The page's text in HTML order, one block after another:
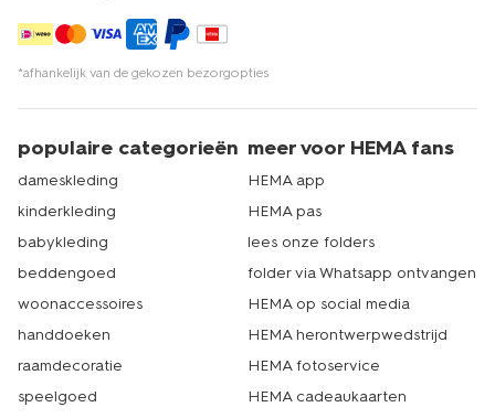
*afhankelijk van de gekozen bezorgopties
populaire categorieën
dameskleding
kinderkleding
babykleding
beddengoed
woonaccessoires
handdoeken
raamdecoratie
speelgoed
meer voor HEMA fans
HEMA app
HEMA pas
lees onze folders
folder via Whatsapp ontvangen
HEMA op social media
HEMA herontwerpwedstrijd
HEMA fotoservice
HEMA cadeaukaarten